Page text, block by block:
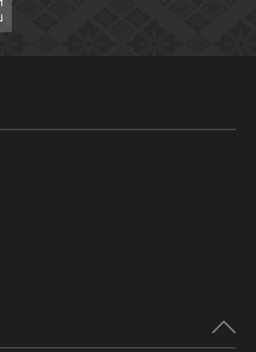
サイトマップ